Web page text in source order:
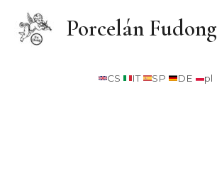
Porcelán Fudong
CS IT SP DE pl